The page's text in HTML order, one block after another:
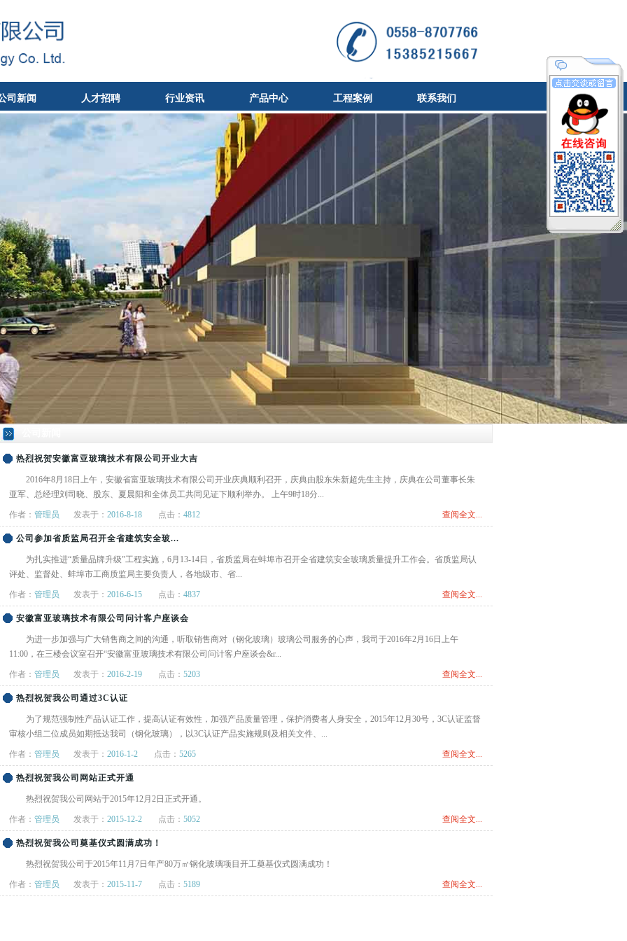
司新闻 人才招聘 行业资讯 产品中心 工程案例 联系我们
热烈祝贺安徽富亚玻璃技术有限公司开业大吉
2016年8月18日上午，安徽省富亚玻璃技术有限公司开业庆典顺利召开，庆典由股东朱新超先生主持，庆典在公司董事长朱
亚军、总经理刘司晓、股东、夏晨阳和全体员工共同见证下顺利举办。 上午9时18分...
查阅全文...
作者：管理员 发表于：2016-8-18 点击：4812
公司参加省质监局召开全省建筑安全玻...
为扎实推进“质量品牌升级”工程实施，6月13-14日，省质监局在蚌埠市召开全省建筑安全玻璃质量提升工作会。省质监局认
评处、监督处、蚌埠市工商质监局主要负责人，各地级市、省...
查阅全文...
作者：管理员 发表于：2016-6-15 点击：4837
安徽富亚玻璃技术有限公司问计客户座谈会
为进一步加强与广大销售商之间的沟通，听取销售商对（钢化玻璃）玻璃公司服务的心声，我司于2016年2月16日上午
11:00，在三楼会议室召开“安徽富亚玻璃技术有限公司问计客户座谈会&r...
查阅全文...
作者：管理员 发表于：2016-2-19 点击：5203
热烈祝贺我公司通过3C认证
为了规范强制性产品认证工作，提高认证有效性，加强产品质量管理，保护消费者人身安全，2015年12月30号，3C认证监督
审核小组二位成员如期抵达我司（钢化玻璃），以3C认证产品实施规则及相关文件、...
查阅全文...
作者：管理员 发表于：2016-1-2 点击：5265
热烈祝贺我公司网站正式开通
热烈祝贺我公司网站于2015年12月2日正式开通。
查阅全文...
作者：管理员 发表于：2015-12-2 点击：5052
热烈祝贺我公司奠基仪式圆满成功！
热烈祝贺我公司于2015年11月7日年产80万㎡钢化玻璃项目开工奠基仪式圆满成功！
查阅全文...
作者：管理员 发表于：2015-11-7 点击：5189